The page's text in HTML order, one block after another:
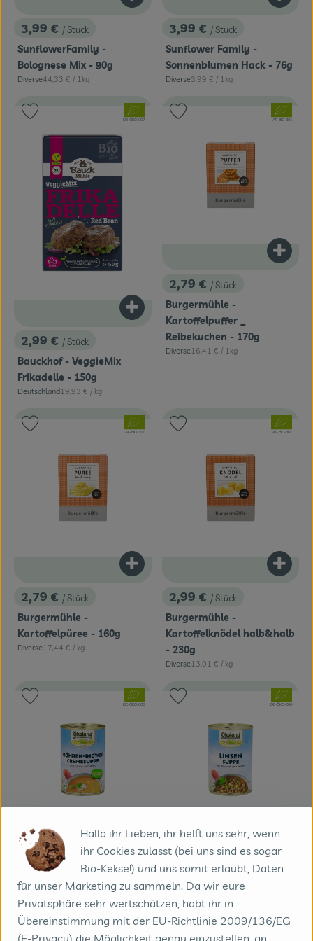
, Preis:
3,99 € / Stück
SunflowerFamily -
Bolognese Mix - 90g
, Herkunft:
Diverse, Referenzpreis:
44,33 € / 1kg
, Preis:
3,99 € / Stück
Sunflower Family -
Sonnenblumen Hack - 76g
, Herkunft:
Diverse, Referenzpreis:
3,99 € / 1kg
, Preis:
2,99 € / Stück
Bauckhof - VeggieMix
Frikadelle - 150g
, Herkunft:
Deutschland, Referenzpreis:
19,93 € / kg
Produkt zum Warenkorb hinzufügen
, Verband:
, Kontrollstelle:
DE-ÖKO-007
Produkt zu Favouriten hinzufügen
, Preis:
2,79 € / Stück
Burgermühle -
Kartoffelpuffer _
Reibekuchen - 170g
, Herkunft:
Diverse, Referenzpreis:
16,41 € / 1kg
, Verband:
, Kontrollstelle:
AT-BIO-301
Produkt zu Favouriten hinzufügen
, Preis:
2,79 € / Stück
Burgermühle -
Kartoffelpüree - 160g
, Herkunft:
Diverse, Referenzpreis:
17,44 € / kg
Produkt zum Warenkorb hinzufügen
, Verband:
, Kontrollstelle:
AT-BIO-301
Produkt zu Favouriten hinzufügen
, Preis:
2,99 € / Stück
Burgermühle -
Kartoffelknödel halb&halb
- 230g
, Herkunft:
Diverse, Referenzpreis:
13,01 € / kg
, Verband:
, Kontrollstelle:
AT-BIO-301
Produkt zu Favouriten hinzufügen
, Preis:
3,59 € / Stück
Ökoland Möhren-Ingwer
Cremesuppe - 400g
, Herkunft:
Deutschland, Referenzpreis:
8,97 €/ l
Produkt zum Warenkorb hinzufügen
, Verband:
, Kontrollstelle:
DE-ÖKO-006
Produkt zu Favouriten hinzufügen
, Preis:
3,79 € / Stück
Ökoland - Linsensuppe mit
Würstchen - 400g
, Herkunft:
Diverse, Referenzpreis:
9,47 €/ l
, Verband:
, Kontrollstelle:
DE-ÖKO-006
Produkt zu Favouriten hinzufügen
Hallo ihr Lieben, ihr helft uns sehr, wenn
ihr Cookies zulasst (bei uns sind es sogar
Bio-Kekse!) und uns somit erlaubt, Daten
für unser Marketing zu sammeln. Da wir eure
Privatsphäre sehr wertschätzen, habt ihr in
Übereinstimmung mit der EU-Richtlinie 2009/136/EG
(E-Privacy) die Möglichkeit genau einzustellen, an